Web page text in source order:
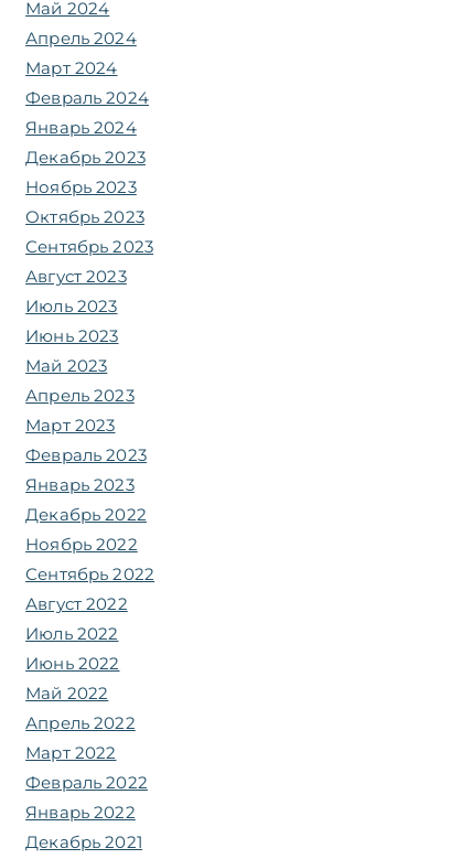
Май 2024
Апрель 2024
Март 2024
Февраль 2024
Январь 2024
Декабрь 2023
Ноябрь 2023
Октябрь 2023
Сентябрь 2023
Август 2023
Июль 2023
Июнь 2023
Май 2023
Апрель 2023
Март 2023
Февраль 2023
Январь 2023
Декабрь 2022
Ноябрь 2022
Сентябрь 2022
Август 2022
Июль 2022
Июнь 2022
Май 2022
Апрель 2022
Март 2022
Февраль 2022
Январь 2022
Декабрь 2021